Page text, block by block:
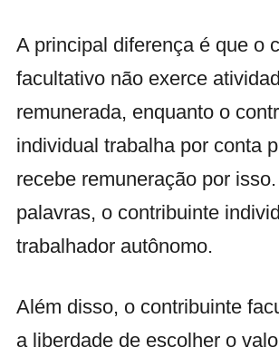
A principal diferença é que o
facultativo não exerce
remunerada, enquanto o
individual trabalha por conta
recebe remuneração por
palavras, o contribuinte
trabalhador autônomo.
Além disso, o contribuinte
a liberdade de escolher o